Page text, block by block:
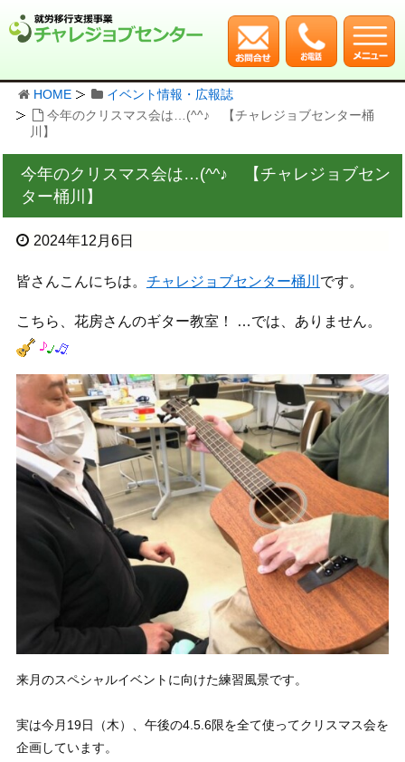
HOME
イベント情報・広報誌
今年のクリスマス会は…(^^♪ 【チャレジョブセンター桶
川】
今年のクリスマス会は…(^^♪ 【チャレジョブセン
ター桶川】
2024年12月6日
皆さんこんにちは。 チャレジョブセンター桶川 です。
こちら、花房さんのギター教室！ …では、ありません。
来月のスペシャルイベントに向けた練習風景です。
実は今月19日（木）、午後の4.5.6限を全て使ってクリスマス会を
企画しています。